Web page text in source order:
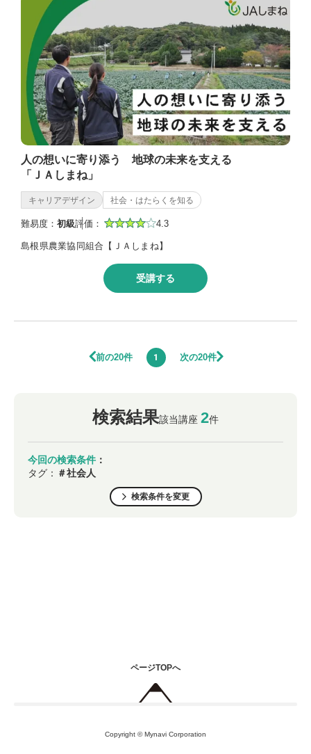
人の想いに寄り添う 地球の未来を支える
「ＪＡしまね」
キャリアデザイン 社会・はたらくを知る
難易度： 初級評価： 4.3
島根県農業協同組合【ＪＡしまね】
受講する
前の20件 1 次の20件
検索結果該当講座 2件
今回の検索条件 ：
タグ： ＃社会人
検索条件を変更
ページTOPへ
Copyright © Mynavi Corporation